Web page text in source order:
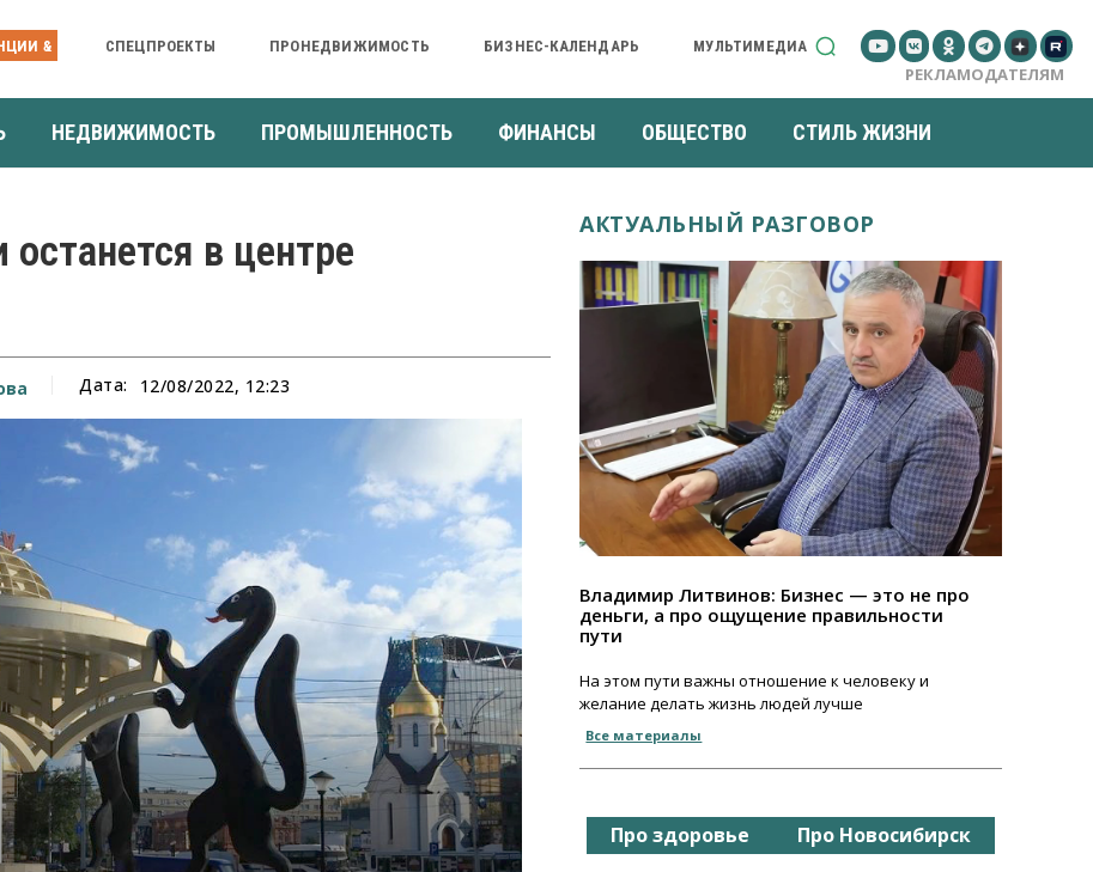
& СПЕЦПРОЕКТЫ ПРОНЕДВИЖИМОСТЬ БИЗНЕС-КАЛЕНДАРЬ МУЛЬТИМЕДИА
РЕКЛАМОДАТЕЛЯМ
НЕДВИЖИМОСТЬ ПРОМЫШЛЕННОСТЬ ФИНАНСЫ ОБЩЕСТВО СТИЛЬ ЖИЗНИ
в центре
Дата: 12/08/2022, 12:23
АКТУАЛЬНЫЙ РАЗГОВОР
Владимир Литвинов: Бизнес — это не про
деньги, а про ощущение правильности
пути
На этом пути важны отношение к человеку и
желание делать жизнь людей лучше
Все материалы
Про здоровье Про Новосибирск